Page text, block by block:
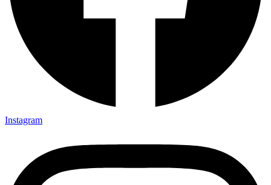
Instagram